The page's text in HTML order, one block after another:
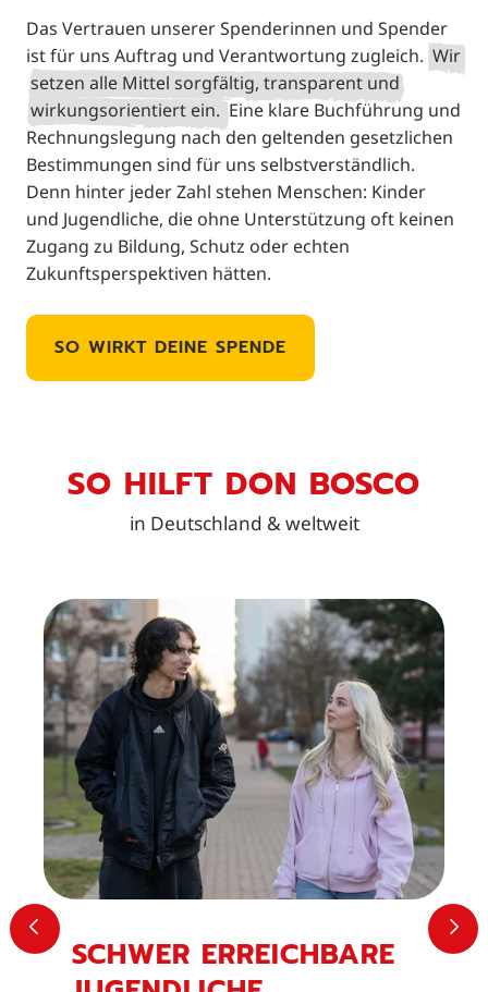
Das Vertrauen unserer Spenderinnen und Spender
ist für uns Auftrag und Verantwortung zugleich. Wir
setzen alle Mittel sorgfältig, transparent und
wirkungsorientiert ein. Eine klare Buchführung und
Rechnungslegung nach den geltenden gesetzlichen
Bestimmungen sind für uns selbstverständlich.
Denn hinter jeder Zahl stehen Menschen: Kinder
und Jugendliche, die ohne Unterstützung oft keinen
Zugang zu Bildung, Schutz oder echten
Zukunftsperspektiven hätten.
SO WIRKT DEINE SPENDE
SO HILFT DON BOSCO
in Deutschland & weltweit
VORHERIGER SLIDE
SCHWER ERREICHBARE